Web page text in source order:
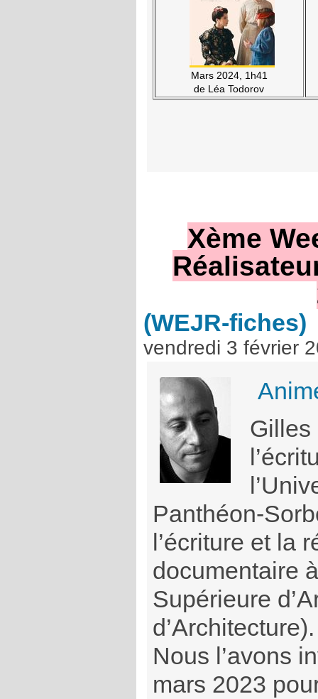
Mars 2024, 1h41
de Léa Todorov
Xème
(WEJR-fiches)
vendredi 3 février
Gilles
Panthéon-
l’écriture et la
documentaire
Supérieure
d’Architecture).
Nous l’avons
mars 2023